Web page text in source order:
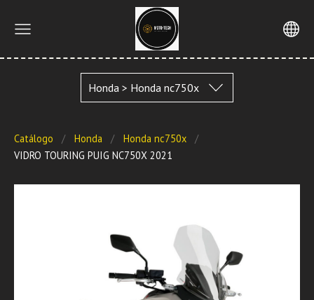
Honda > Honda nc750x
Catálogo Honda
Honda nc750x
VIDRO TOURING PUIG NC750X 2021